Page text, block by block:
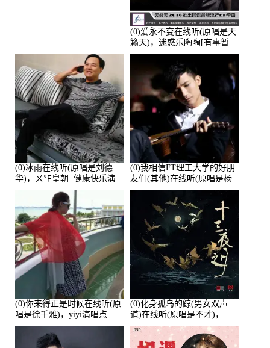
(0)爱永不变在线听(原唱是天
籁天)，迷惑乐陶陶[有事暂
离]演唱点播:27678次
(0)冰雨在线听(原唱是刘德
华)，ㄨ℉皇朝..健康快乐演
(0)我相信FT理工大学的好朋
友们(其他)在线听(原唱是杨
培安)，老乔演唱点播:23714
(0)你来得正是时候在线听(原
唱是徐千雅)，yiyi演唱点
播:21991次
(0)化身孤岛的鲸(男女双声
道)在线听(原唱是不才)，
HGBai演唱点播:19428次